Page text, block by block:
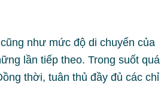
như mức độ di chuyển của
lần tiếp theo. Trong suốt quá
thời, tuân thủ đầy đủ các chỉ